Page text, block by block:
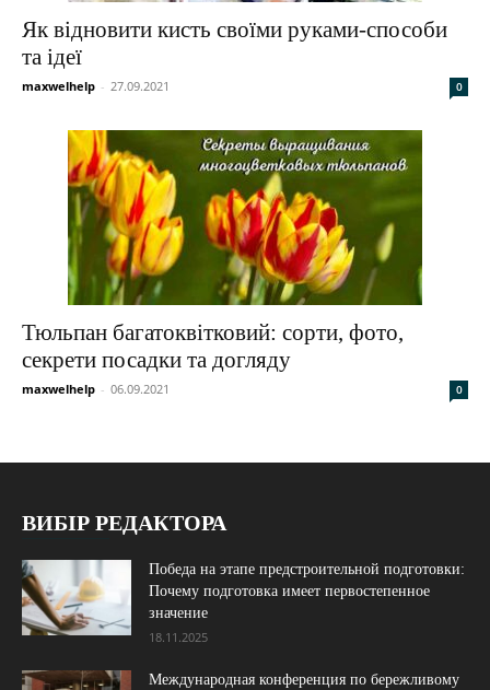
Як відновити кисть своїми руками-способи
та ідеї
maxwelhelp - 27.09.2021 0
Тюльпан багатоквітковий: сорти, фото,
секрети посадки та догляду
maxwelhelp - 06.09.2021 0
ВИБІР РЕДАКТОРА
Победа на этапе предстроительной подготовки:
Почему подготовка имеет первостепенное
значение
18.11.2025
Международная конференция по бережливому